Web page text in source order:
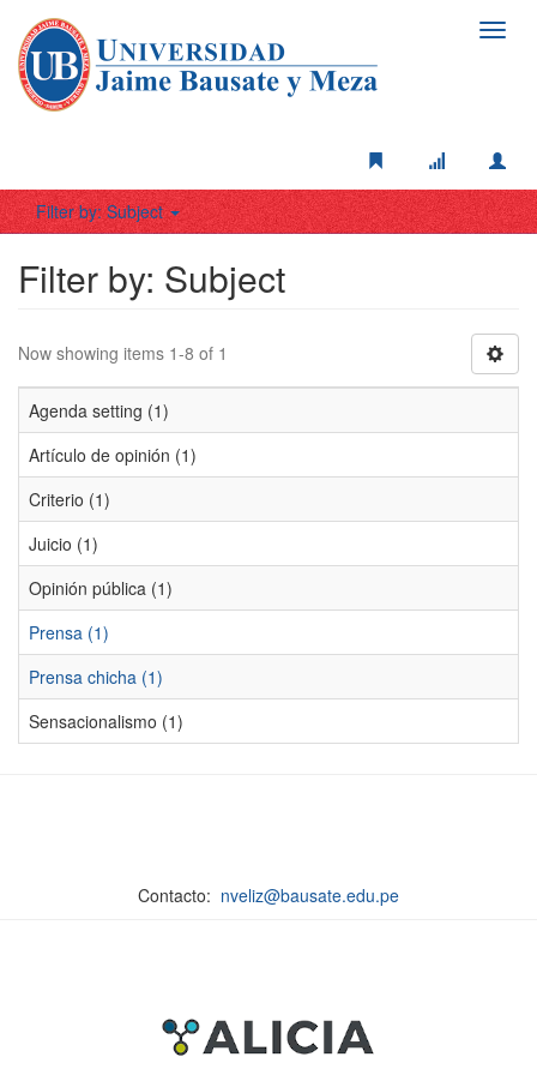
Filter by: Subject
Filter by: Subject
Now showing items 1-8 of 1
Agenda setting (1)
Artículo de opinión (1)
Criterio (1)
Juicio (1)
Opinión pública (1)
Prensa (1)
Prensa chicha (1)
Sensacionalismo (1)
Contacto: nveliz@bausate.edu.pe